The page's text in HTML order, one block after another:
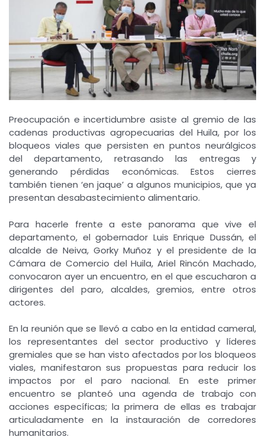
Preocupación e incertidumbre asiste al gremio de las
cadenas productivas agropecuarias del Huila, por los
bloqueos viales que persisten en puntos neurálgicos
del departamento, retrasando las entregas y
generando pérdidas económicas. Estos cierres
también tienen ‘en jaque’ a algunos municipios, que ya
presentan desabastecimiento alimentario.
Para hacerle frente a este panorama que vive el
departamento, el gobernador Luis Enrique Dussán, el
alcalde de Neiva, Gorky Muñoz y el presidente de la
Cámara de Comercio del Huila, Ariel Rincón Machado,
convocaron ayer un encuentro, en el que escucharon a
dirigentes del paro, alcaldes, gremios, entre otros
actores.
En la reunión que se llevó a cabo en la entidad cameral,
los representantes del sector productivo y líderes
gremiales que se han visto afectados por los bloqueos
viales, manifestaron sus propuestas para reducir los
impactos por el paro nacional. En este primer
encuentro se planteó una agenda de trabajo con
acciones específicas; la primera de ellas es trabajar
articuladamente en la instauración de corredores
humanitarios.